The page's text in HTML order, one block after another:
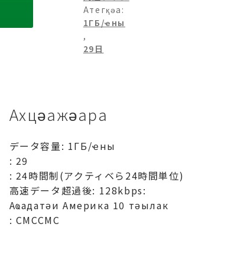
Атегқәа:
1ГБ/ҽны
,
29日
Ахцәажәара
データ容量: 1ГБ/ҽны
: 29
: 24時間制(アクティベら24時間単位)
高速データ超過後: 128kbps:
Аҩадатәи Америка 10 тәылак
: СМССМС